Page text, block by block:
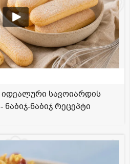
სავოიარდის
ნაბიჯ რეცეპტი